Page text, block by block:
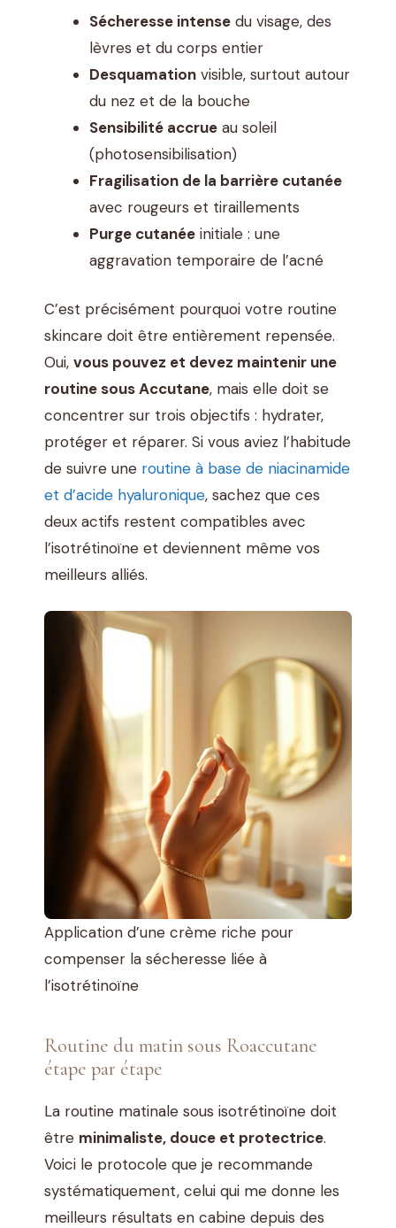
Sécheresse intense du visage, des
lèvres et du corps entier
Desquamation visible, surtout autour
du nez et de la bouche
Sensibilité accrue au soleil
(photosensibilisation)
Fragilisation de la barrière cutanée
avec rougeurs et tiraillements
Purge cutanée initiale : une
aggravation temporaire de l’acné
C’est précisément pourquoi votre routine
skincare doit être entièrement repensée.
Oui, vous pouvez et devez maintenir une
routine sous Accutane, mais elle doit se
concentrer sur trois objectifs : hydrater,
protéger et réparer. Si vous aviez l’habitude
de suivre une routine à base de niacinamide
et d’acide hyaluronique, sachez que ces
deux actifs restent compatibles avec
l’isotrétinoïne et deviennent même vos
meilleurs alliés.
Application d’une crème riche pour
compenser la sécheresse liée à
l’isotrétinoïne
Routine du matin sous Roaccutane
étape par étape
La routine matinale sous isotrétinoïne doit
être minimaliste, douce et protectrice.
Voici le protocole que je recommande
systématiquement, celui qui me donne les
meilleurs résultats en cabine depuis des